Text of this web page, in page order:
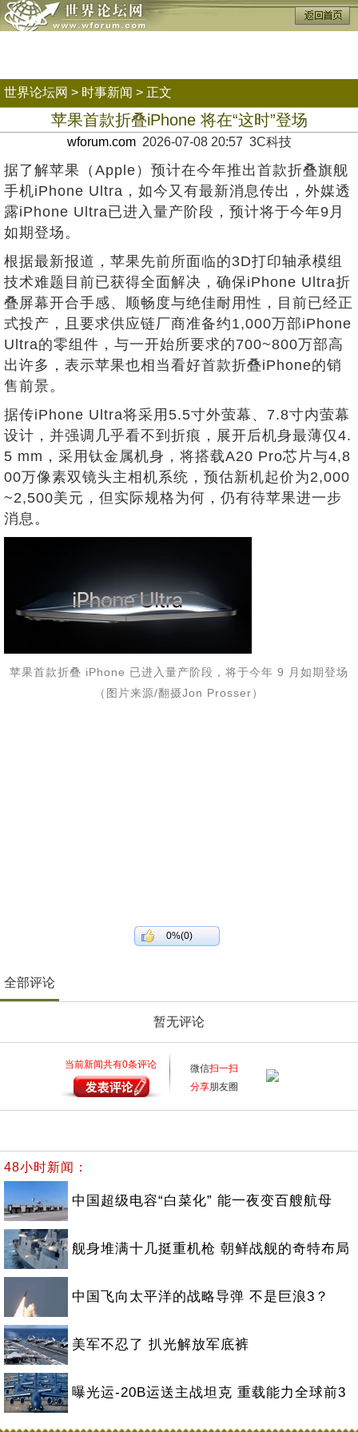
世界论坛网 > 时事新闻 > 正文
苹果首款折叠iPhone 将在“这时”登场
wforum.com2026-07-08 20:57 3C科技
据了解苹果（Apple）预计在今年推出首款折叠旗舰
手机iPhone Ultra，如今又有最新消息传出，外媒透
露iPhone Ultra已进入量产阶段，预计将于今年9月
如期登场。
根据最新报道，苹果先前所面临的3D打印轴承模组
技术难题目前已获得全面解决，确保iPhone Ultra折
叠屏幕开合手感、顺畅度与绝佳耐用性，目前已经正
式投产，且要求供应链厂商准备约1,000万部iPhone
Ultra的零组件，与一开始所要求的700~800万部高
出许多，表示苹果也相当看好首款折叠iPhone的销
售前景。
据传iPhone Ultra将采用5.5寸外萤幕、7.8寸内萤幕
设计，并强调几乎看不到折痕，展开后机身最薄仅4.
5 mm，采用钛金属机身，将搭载A20 Pro芯片与4,8
00万像素双镜头主相机系统，预估新机起价为2,000
~2,500美元，但实际规格为何，仍有待苹果进一步
消息。
苹果首款折叠 iPhone 已进入量产阶段，将于今年 9 月如期登场
（图片来源/翻摄Jon Prosser）
0%(0)
全部评论
暂无评论
当前新闻共有0条评论 微信扫一扫
分享朋友圈
48小时新闻：
中国超级电容“白菜化” 能一夜变百艘航母
舰身堆满十几挺重机枪 朝鲜战舰的奇特布局
中国飞向太平洋的战略导弹 不是巨浪3？
美军不忍了 扒光解放军底裤
曝光运-20B运送主战坦克 重载能力全球前3